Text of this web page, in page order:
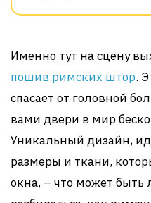
Именно тут на сцену
пошив римских штор.
спасает от головной
вами двери в мир
Уникальный дизайн,
размеры и ткани,
окна, – что может быть